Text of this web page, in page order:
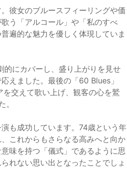
彼女のブルースフィーリングや価
う「アルコール」や「私のすべ
遍的な魅力を優しく体現していま
にカバーし、盛り上がりを見せ
えました。最後の「60 Blues」
交えて歌い上げ、観客の心を鷲
も成功しています。74歳という年
これからもさらなる高みへと向か
味を持つ「儀式」であるように思
れない思い出となったことでしょ